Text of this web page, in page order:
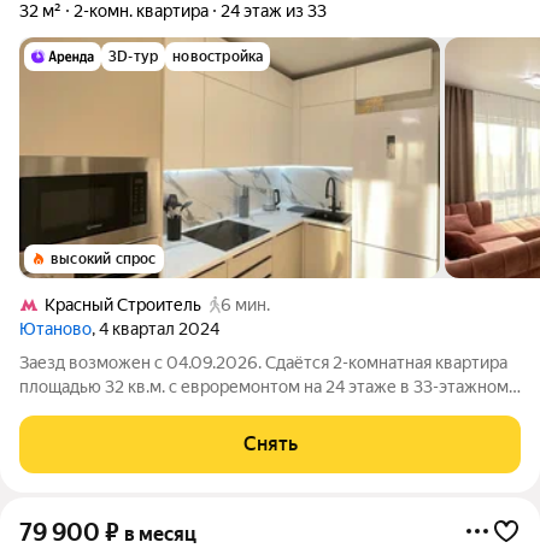
32 м² 2-комн. квартира 24 этаж из 33
3D-тур новостройка
высокий спрос
Кpacный Строитель
6 мин.
Ютаново, 4 квартал 2024
Заезд возможен с 04.09.2026. Сдаётся 2-комнатная квартира
площадью 32 кв.м. с евроремонтом на 24 этаже в 33-этажном
Посудомоечная машина
Снять
79 900 ₽ в месяц